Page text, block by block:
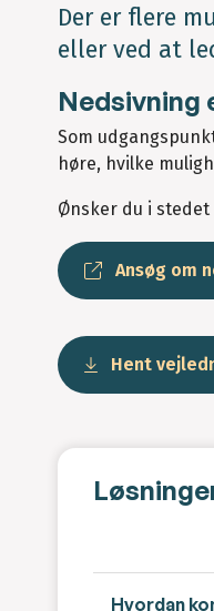
Der er flere
eller ved at
Nedsivning
Som
høre, hvilke
Ønsker du i stedet
Ansøg om
Hent
Hvordan